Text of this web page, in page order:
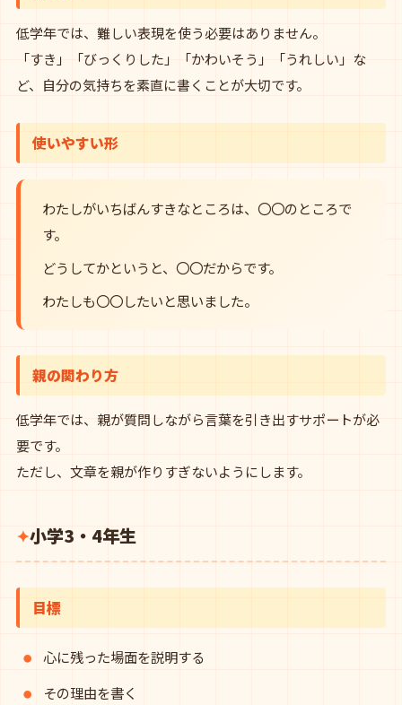
低学年では、難しい表現を使う必要はありません。
「すき」「びっくりした」「かわいそう」「うれしい」な
ど、自分の気持ちを素直に書くことが大切です。
使いやすい形
わたしがいちばんすきなところは、〇〇のところで
す。
どうしてかというと、〇〇だからです。
わたしも〇〇したいと思いました。
親の関わり方
低学年では、親が質問しながら言葉を引き出すサポートが必
要です。
ただし、文章を親が作りすぎないようにします。
小学3・4年生
目標
心に残った場面を説明する
その理由を書く